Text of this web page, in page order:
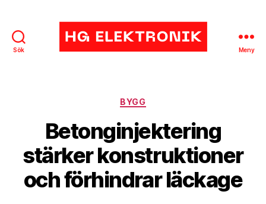
Sök Meny
Kategorier
BYGG
Betonginjektering
stärker konstruktioner
och förhindrar läckage